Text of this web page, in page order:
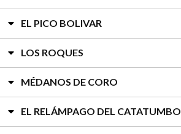
EL PICO BOLIVAR
LOS ROQUES
MÉDANOS DE CORO
EL RELÁMPAGO DEL CATATUMBO